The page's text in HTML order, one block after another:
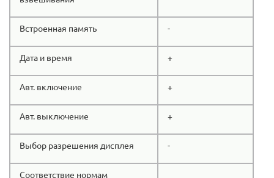
Встроенная память -
Дата и время +
Авт. включение +
Авт. выключение +
Выбор разрешения дисплея -
Соответствие нормам